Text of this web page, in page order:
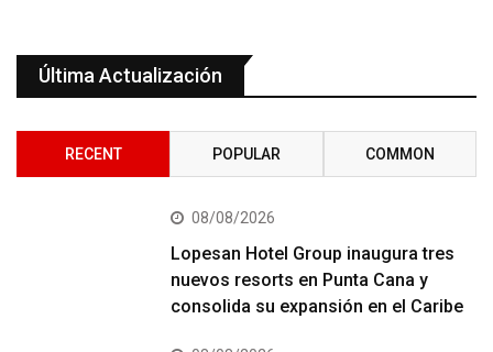
Última Actualización
RECENT POPULAR COMMON
08/08/2026
Lopesan Hotel Group inaugura tres
nuevos resorts en Punta Cana y
consolida su expansión en el Caribe